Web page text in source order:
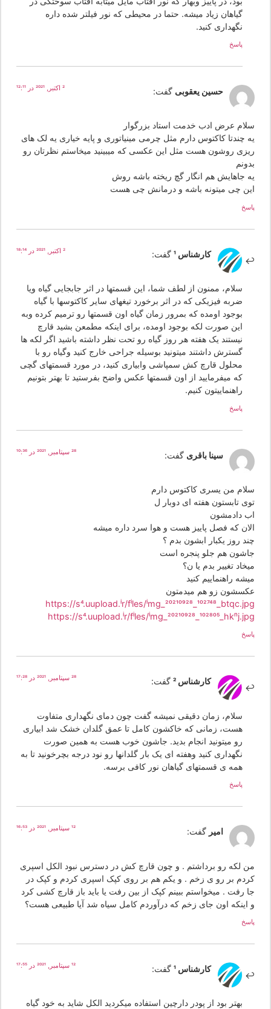
گیاهان زیاد میشه. حتما در محیطی که نور فیلتر شده داره
نگهداری کنید.
حسین یعقوبی گفت:
عرض ادب خدمت استاد بزرگوار
چندتا کاکتوس دارم مثل چرمی مینیاتوری و پایه خیاری یه لک های
روشون هست مثل این عکسی که میبینید میخاستم نظرتان رو
جاهایش هم انگار گچ ریخته باشه روش
چی میتونه باشه و درمانش چی هست
کارشناس 1 گفت:
سلام، ممنون از لطف شما، این قسمتها در اثر جابجایی گیاه ویا
ضربه فیزیکی که در اثر برخورد تیغهای سایر کاکتوسها با گیاه
بوجود اومده که بمرور زمان گیاه اون قسمتها رو ترمیم کرده وبه
این صورت لکه بوجود اومده، برای اینکه مطمعن بشید قارچ
نیستند یک هفته هر روز گیاه رو تحت نظر داشته باشید اگر لکه ها
گسترش داشتند میتونید بوسیله جراحی خارج کنید وگیاه رو با
محلول قارچ کش سمپاشی وابیاری کنید، در مورد قسمتهای گچی
که میفرمایید از اون قسمتها عکس واضح بفرستید تا بهتر بتونیم
راهنماییتون کنیم.
سینا باقری گفت:
من یسری کاکتوس دارم
تابستون هفته ای دوبار ل
دادمشون
که فصل پاییز هست و هوا سرد داره میشه
روز یکبار ابشون بدم ؟
هم جلو پنجره است
تغییر بدم یا ن؟
راهنماییم کنید
زو هم میدمتون
https://s4.uupload.ir/files/
https://s4.uupload.ir/files/
کارشناس 2 گفت:
سلام، زمان دقیقی نمیشه گفت چون دمای نگهداری متفاوت
هست، زمانی که خاکشون کامل تا عمق گلدان خشک شد ابیاری
رو میتونید انجام بدید. جاشون خوب هست به همین صورت
نگهداری کنید وهفته ای یک بار گلدانها رو نود درجه بچرخونید تا به
همه ی قسمتهای گیاهان نور کافی برسه.
امیر گفت:
لکه رو برداشتم . و چون قارچ کش در دسترس نبود الکل اسپری
بر رو ی زخم . و یکم هم بر روی کپک اسپری کردم و کپک در
رفت . میخواستم ببینم کپک از بین رفت یا باید باز قارچ کشی کرد
اینکه اون جای زخم که درآوردم کامل سیاه شد آیا طبیعی هست؟
کارشناس 1 گفت:
بهتر بود از پودر دارچین استفاده میکردید الکل شاید به خود گیاه